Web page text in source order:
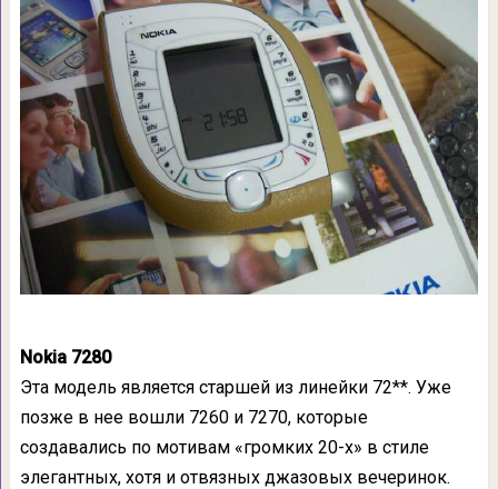
Nokia 7280
Эта модель является старшей из линейки 72**. Уже
позже в нее вошли 7260 и 7270, которые
создавались по мотивам «громких 20-х» в стиле
элегантных, хотя и отвязных джазовых вечеринок.